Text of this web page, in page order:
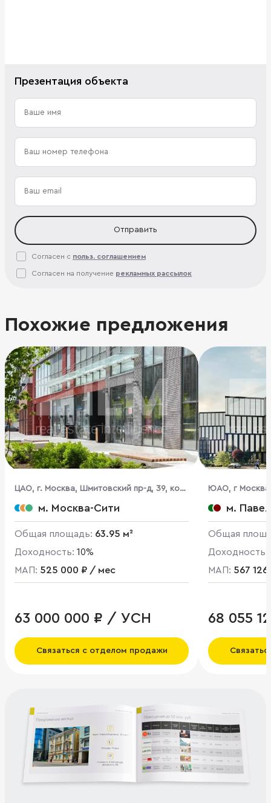
Презентация объекта
Отправить
Согласен с польз. соглашением
Согласен на получение рекламных рассылок
Похожие предложения
ЦАО, г. Москва, Шмитовский пр-д, 39, кор.
6
м. Москва-Сити
Общая площадь: 63.95 м²
Доходность: 10%
МАП: 525 000 ₽ / мес
63 000 000 ₽ / УСН
Связаться с отделом продажи
ЮАО, г
м.
Общая
Доходность:
МАП: 567
68 055